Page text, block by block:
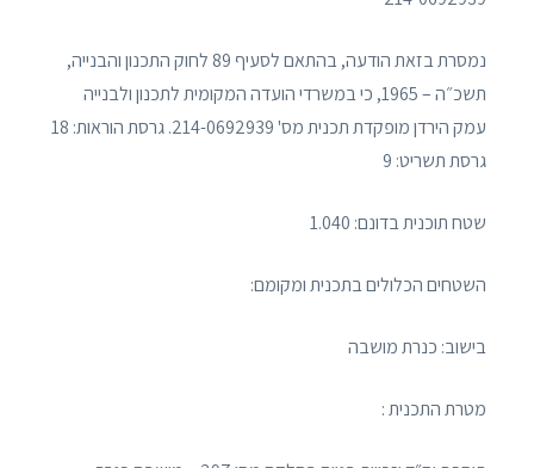
נמסרת בזאת הודעה, בהתאם לסעיף 89 לחוק התכנון והבנייה,
תשכ״ה – 1965, כי במשרדי הועדה המקומית לתכנון ולבנייה
עמק הירדן מופקדת תכנית מס' 214-0692939. גרסת הוראות: 18
גרסת תשריט: 9
שטח תוכנית בדונם: 1.040
השטחים הכלולים בתכנית ומקומם:
בישוב: כנרת מושבה
מטרת התכנית :